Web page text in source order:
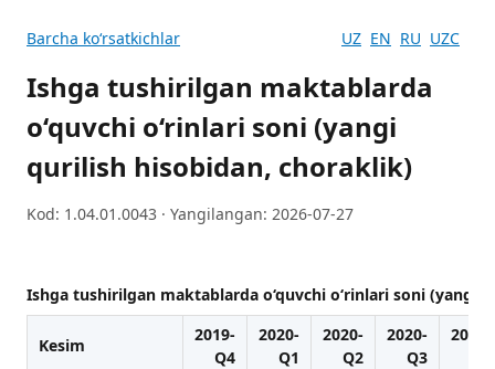
Barcha koʻrsatkichlar UZ EN RU UZC
Ishga tushirilgan maktablarda
o‘quvchi o‘rinlari soni (yangi
qurilish hisobidan, choraklik)
Kod: 1.04.01.0043 · Yangilangan: 2026-07-27
Ishga tushirilgan maktablarda o‘quvchi o‘rinlari soni (yangi
Kesim
2019-
Q4
2020-
Q1
2020-
Q2
2020-
Q3
2020-